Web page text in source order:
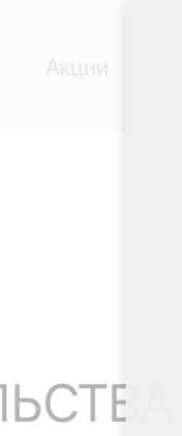
Акции